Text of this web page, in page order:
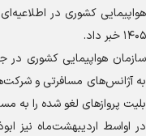
۱۴۰۵ خبر داد.
سازمان هواپیمایی کشوری در
به آژانس‌های مسافرتی و
بلیت پرواز‌های لغو شده را به
در اواسط اردیبهشت‌ماه نیز